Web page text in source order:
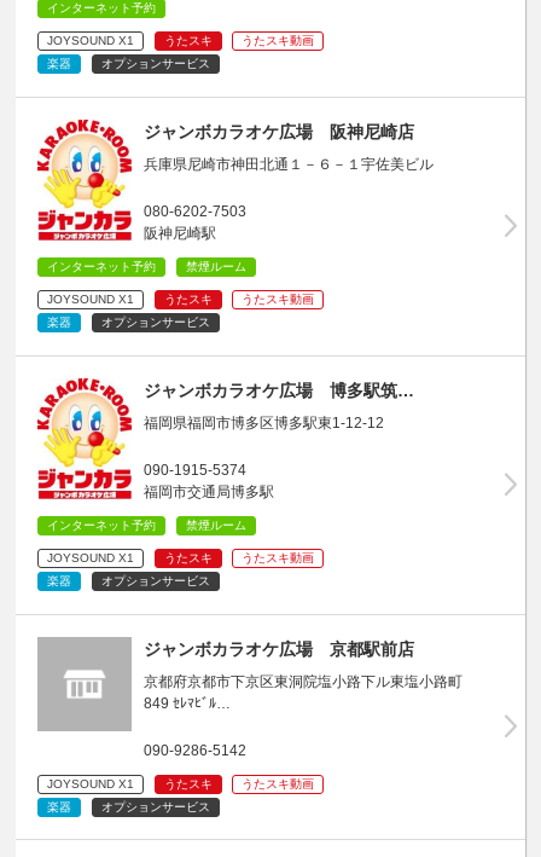
インターネット予約
JOYSOUND X1 うたスキ
うたスキ動画
楽器
オプションサービス
ジャンボカラオケ広場 阪神尼崎店
兵庫県尼崎市神田北通１－６－１宇佐美ビル
080-6202-7503
阪神尼崎駅
インターネット予約 禁煙ルーム
JOYSOUND X1 うたスキ
うたスキ動画
楽器
オプションサービス
ジャンボカラオケ広場 博多駅筑…
福岡県福岡市博多区博多駅東1-12-12
090-1915-5374
福岡市交通局博多駅
インターネット予約 禁煙ルーム
JOYSOUND X1 うたスキ
うたスキ動画
楽器
オプションサービス
ジャンボカラオケ広場 京都駅前店
京都府京都市下京区東洞院塩小路下ル東塩小路町
849 ｾﾚﾏﾋﾞﾙ…
090-9286-5142
JOYSOUND X1 うたスキ
うたスキ動画
楽器
オプションサービス